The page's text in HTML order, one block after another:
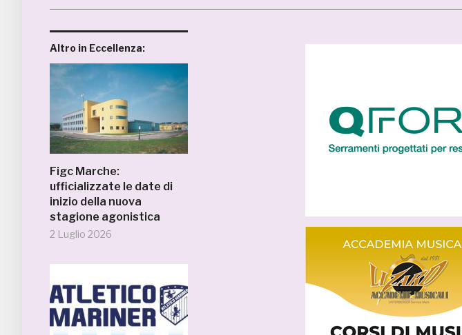
Altro in Eccellenza:
Figc Marche:
ufficializzate le date di
inizio della nuova
stagione agonistica
2 Luglio 2026